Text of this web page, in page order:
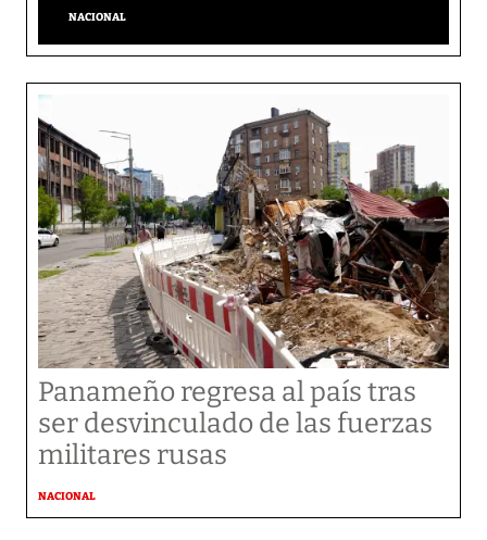
NACIONAL
Panameño regresa al país tras
ser desvinculado de las fuerzas
militares rusas
NACIONAL